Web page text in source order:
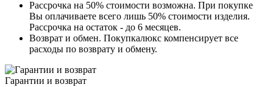
Рассрочка на 50% стоимости возможна. При покупке
Вы оплачиваете всего лишь 50% стоимости изделия.
Рассрочка на остаток - до 6 месяцев.
Возврат и обмен. Покупкалюкс компенсирует все
расходы по возврату и обмену.
Гарантии и возврат